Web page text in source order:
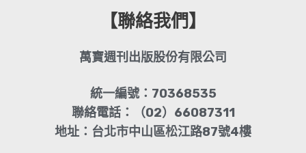
【聯絡我們】
萬寶週刊出版股份有限公司
統一編號：70368535
聯絡電話：（02）66087311
地址：台北市中山區松江路87號4樓